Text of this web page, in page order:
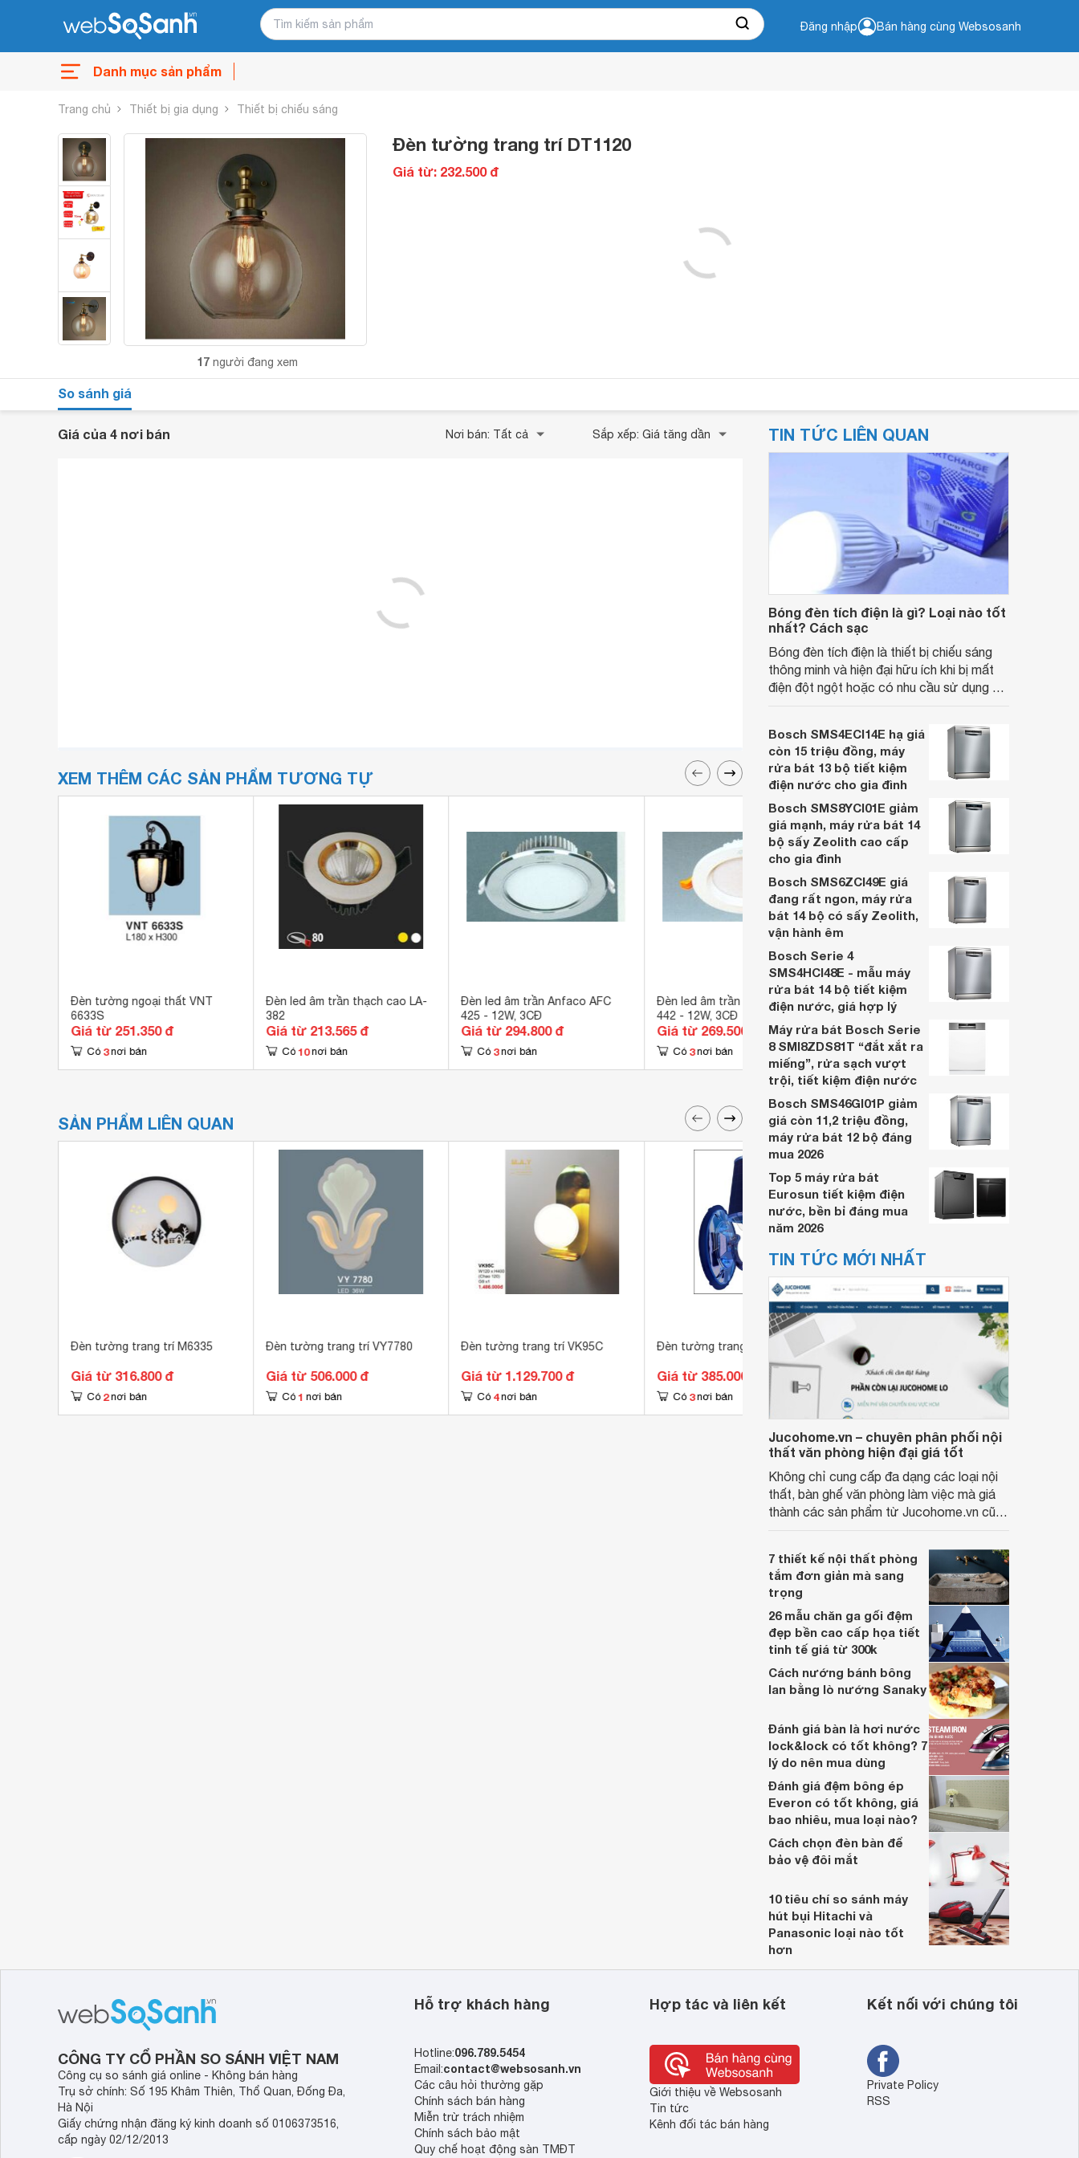
Đăng nhập Bán hàng cùng Websosanh
Danh mục sản phẩm
Trang chủ Thiết bị gia dụng Thiết bị chiếu sáng
17 người đang xem
Đèn tường trang trí DT1120
Giá từ: 232.500 đ
So sánh giá
Giá của 4 nơi bán Nơi bán: Tất cả Sắp xếp: Giá tăng dần
XEM THÊM CÁC SẢN PHẨM TƯƠNG TỰ
Đèn tường ngoại thất VNT
6633S
Giá từ 251.350 đ
Có 3 nơi bán
Đèn led âm trần thạch cao LA-
382
Giá từ 213.565 đ
Có 10 nơi bán
Đèn led âm trần Anfaco AFC
425 - 12W, 3CĐ
Giá từ 294.800 đ
Có 3 nơi bán
Đèn led âm trần Anfaco AFC-
442 - 12W, 3CĐ
Giá từ 269.500 đ
Có 3 nơi bán
Đèn led âm trần Anfaco AFC-
674T - 12W, 3CĐ
Giá từ 251.900 đ
Có 3 nơi bán
SẢN PHẨM LIÊN QUAN
Đèn tường trang trí M6335
Giá từ 316.800 đ
Có 2 nơi bán
Đèn tường trang trí VY7780
Giá từ 506.000 đ
Có 1 nơi bán
Đèn tường trang trí VK95C
Giá từ 1.129.700 đ
Có 4 nơi bán
Đèn tường trang trí VK2424
Giá từ 385.000 đ
Có 3 nơi bán
Đèn tường trang trí RO1431
Giá từ 785.400 đ
nơi bán
TIN TỨC LIÊN QUAN
Bóng đèn tích điện là gì? Loại nào tốt
nhất? Cách sạc
Bóng đèn tích điện là thiết bị chiếu sáng
thông minh và hiện đại hữu ích khi bị mất
điện đột ngột hoặc có nhu cầu sử dụng đi
gì? Loại nào tốt nhất và cách sạc bóng
đèn tích điện qua bài viết sau.
Bosch SMS4ECI14E hạ giá
còn 15 triệu đồng, máy
rửa bát 13 bộ tiết kiệm
điện nước cho gia đình
Bosch SMS8YCI01E giảm
giá mạnh, máy rửa bát 14
bộ sấy Zeolith cao cấp
cho gia đình
Bosch SMS6ZCI49E giá
đang rất ngon, máy rửa
bát 14 bộ có sấy Zeolith,
vận hành êm
Bosch Serie 4
SMS4HCI48E - mẫu máy
rửa bát 14 bộ tiết kiệm
điện nước, giá hợp lý
Máy rửa bát Bosch Serie
8 SMI8ZDS81T “đắt xắt ra
miếng”, rửa sạch vượt
trội, tiết kiệm điện nước
Bosch SMS46GI01P giảm
giá còn 11,2 triệu đồng,
máy rửa bát 12 bộ đáng
mua 2026
Top 5 máy rửa bát
Eurosun tiết kiệm điện
nước, bền bỉ đáng mua
năm 2026
TIN TỨC MỚI NHẤT
Jucohome.vn – chuyên phân phối nội
thất văn phòng hiện đại giá tốt
Không chỉ cung cấp đa dạng các loại nội
thất, bàn ghế văn phòng làm việc mà giá
thành các sản phẩm từ Jucohome.vn cũng
7 thiết kế nội thất phòng
tắm đơn giản mà sang
trọng
26 mẫu chăn ga gối đệm
đẹp bền cao cấp họa tiết
tinh tế giá từ 300k
Cách nướng bánh bông
lan bằng lò nướng Sanaky
Đánh giá bàn là hơi nước
lock&lock có tốt không? 7
lý do nên mua dùng
Đánh giá đệm bông ép
Everon có tốt không, giá
bao nhiêu, mua loại nào?
Cách chọn đèn bàn để
bảo vệ đôi mắt
10 tiêu chí so sánh máy
hút bụi Hitachi và
Panasonic loại nào tốt
hơn
CÔNG TY CỔ PHẦN SO SÁNH VIỆT NAM
Công cụ so sánh giá online - Không bán hàng
Trụ sở chính: Số 195 Khâm Thiên, Thổ Quan, Đống Đa,
Hà Nội
Giấy chứng nhận đăng ký kinh doanh số 0106373516,
cấp ngày 02/12/2013
Hỗ trợ khách hàng
Hotline:096.789.5454
Email:contact@websosanh.vn
Các câu hỏi thường gặp
Chính sách bán hàng
Miễn trừ trách nhiệm
Chính sách bảo mật
Quy chế hoạt động sàn TMĐT
Hợp tác và liên kết
Giới thiệu về Websosanh
Tin tức
Kênh đối tác bán hàng
Kết nối với chúng tôi
Private Policy
RSS